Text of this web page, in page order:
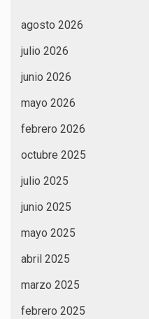
agosto 2026
julio 2026
junio 2026
mayo 2026
febrero 2026
octubre 2025
julio 2025
junio 2025
mayo 2025
abril 2025
marzo 2025
febrero 2025